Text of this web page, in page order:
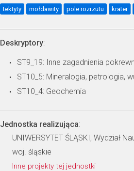
tektyty mołdawity pole rozrzutu krater
Deskryptory:
ST9_19: Inne zagadnienia
ST10_5: Mineralogia, petrologia,
ST10_4: Geochemia
Jednostka realizująca:
UNIWERSYTET ŚLĄSKI, Wydział
woj. śląskie
Inne projekty tej jednostki